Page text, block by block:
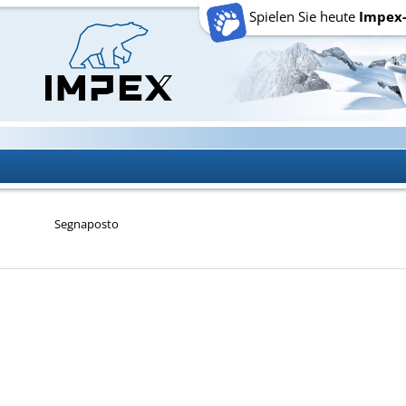
Spielen Sie heute
Segnaposto